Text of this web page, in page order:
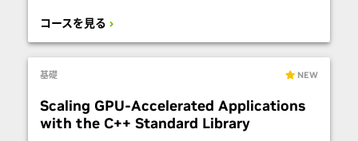
コースを見る
基礎 NEW
Scaling GPU-Accelerated Applications
with the C++ Standard Library